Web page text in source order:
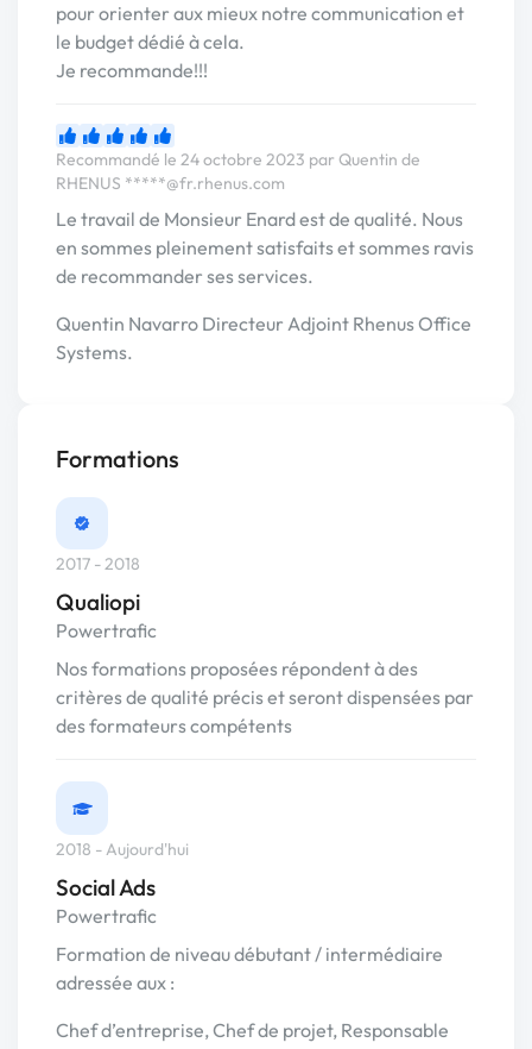
pour orienter aux mieux notre communication et
le budget dédié à cela.
Je recommande!!!
Recommandé le 24 octobre 2023 par Quentin de
RHENUS *****@fr.rhenus.com
Le travail de Monsieur Enard est de qualité. Nous
en sommes pleinement satisfaits et sommes ravis
de recommander ses services.
Quentin Navarro Directeur Adjoint Rhenus Office
Systems.
Formations
2017 - 2018
Qualiopi
Powertrafic
Nos formations proposées répondent à des
critères de qualité précis et seront dispensées par
des formateurs compétents
2018 - Aujourd'hui
Social Ads
Powertrafic
Formation de niveau débutant / intermédiaire
adressée aux :
Chef d’entreprise, Chef de projet, Responsable